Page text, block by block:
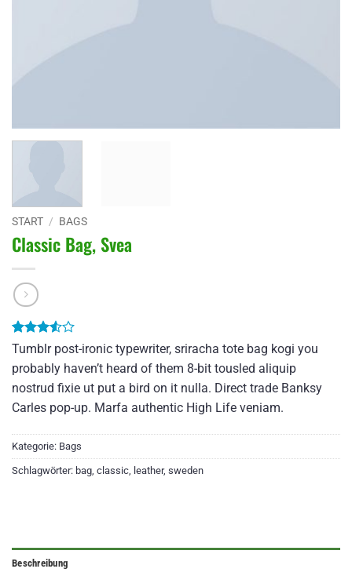
START / BAGS
Classic Bag, Svea
Bewertet
von 5,
basierend
auf
2
Kundenbewertungen
Tumblr post-ironic typewriter, sriracha tote bag kogi you
probably haven’t heard of them 8-bit tousled aliquip
nostrud fixie ut put a bird on it nulla. Direct trade Banksy
Carles pop-up. Marfa authentic High Life veniam.
Kategorie: Bags
Schlagwörter: bag classic leather, sweden
Beschreibung